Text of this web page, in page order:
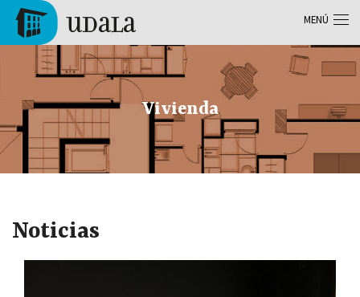
Pasar al contenido principal
Tolosa
Vivienda
Noticias
MENÚ